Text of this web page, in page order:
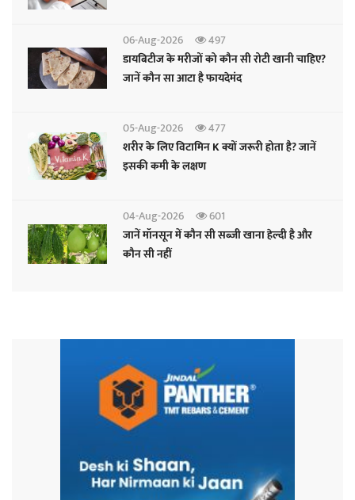
06-Aug-2026
497
डायबिटीज के मरीजों को कौन सी रोटी खानी चाहिए?
जानें कौन सा आटा है फायदेमंद
05-Aug-2026
477
शरीर के लिए विटामिन K क्यों जरूरी होता है? जानें
इसकी कमी के लक्षण
04-Aug-2026
601
जानें मॉनसून में कौन सी सब्जी खाना हेल्दी है और
कौन सी नहीं